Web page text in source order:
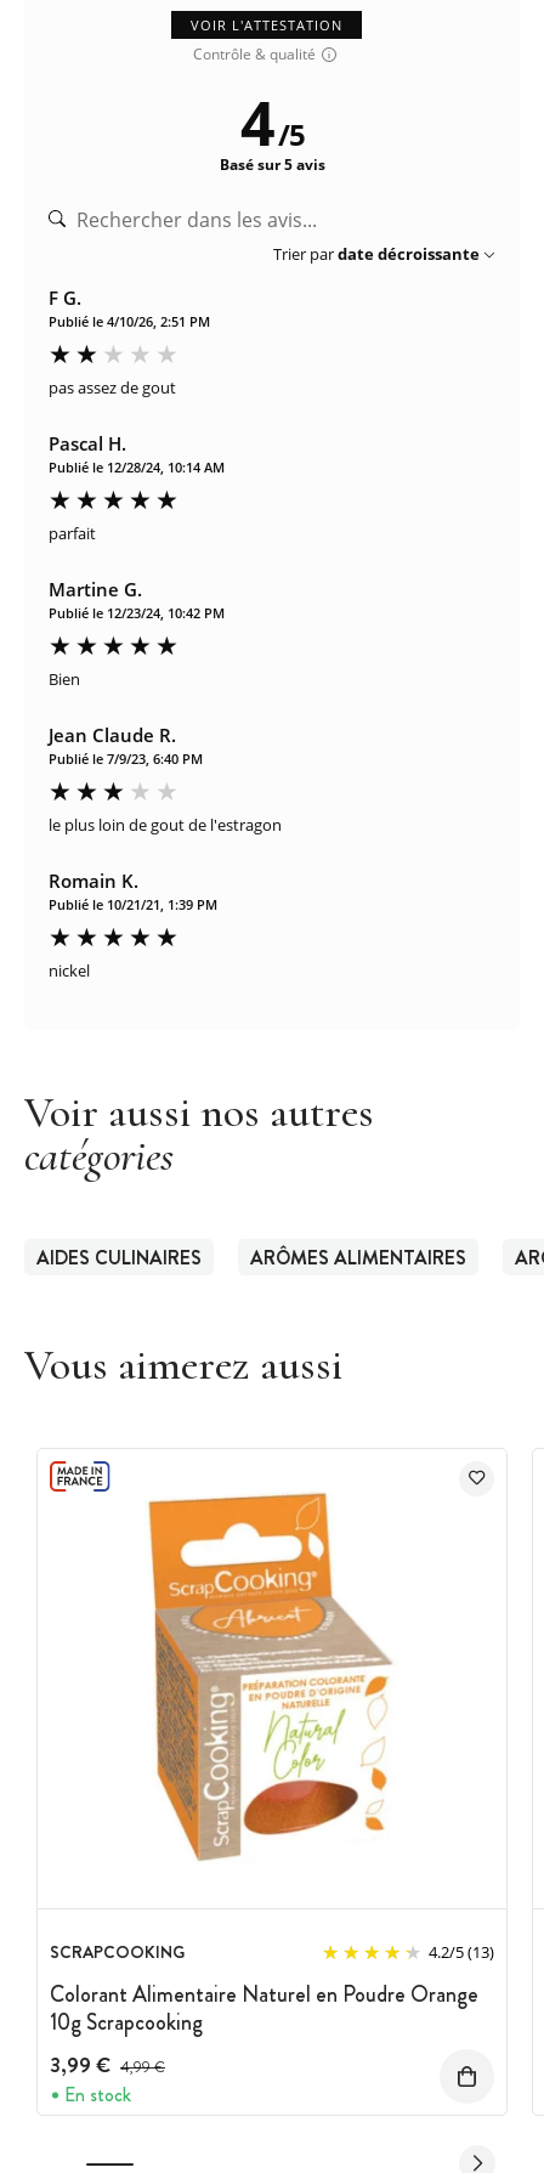
VOIR L'ATTESTATION
Contrôle & qualité
4/5
Basé sur 5 avis
Trier pardate décroissante
F G.
Publié le 4/10/26, 2:51 PM
pas assez de gout
Pascal H.
Publié le 12/28/24, 10:14 AM
parfait
Martine G.
Publié le 12/23/24, 10:42 PM
Bien
Jean Claude R.
Publié le 7/9/23, 6:40 PM
le plus loin de gout de l'estragon
Romain K.
Publié le 10/21/21, 1:39 PM
nickel
Voir aussi nos autres
catégories
AIDES CULINAIRES ARÔMES ALIMENTAIRES
Vous aimerez aussi
SCRAPCOOKING 4.2/5(13)
Colorant Alimentaire Naturel en Poudre Orange
10g Scrapcooking
3,99 € Prix avant réduction :
4,99 €
En stock